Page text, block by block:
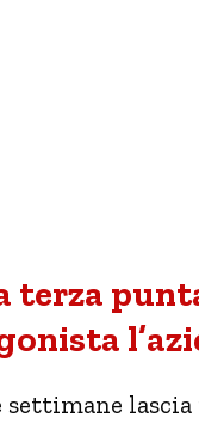
terza
settimane